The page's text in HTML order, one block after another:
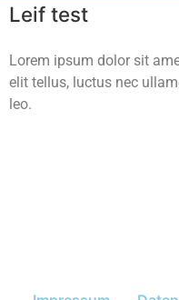
Leif test
Lorem ipsum dolor sit
elit tellus, luctus nec
leo.